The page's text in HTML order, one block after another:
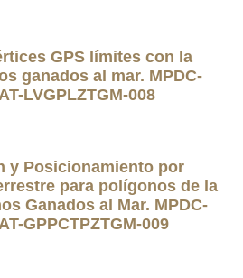
GPS límites con la
ganados al mar. MPDC-
LVGPLZTGM-008
y Posicionamiento por
para polígonos de la
Ganados al Mar. MPDC-
GPPCTPZTGM-009